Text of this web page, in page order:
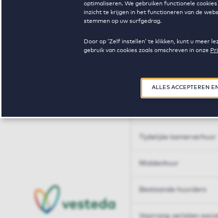
optimaliseren. We gebruiken functionele
inzicht te krijgen in het functioneren van de
stemmen op uw surfgedrag.
Door op ‘Zelf instellen’ te klikken, kunt u meer
gebruik van cookies zoals omschreven in onze
ALLES ACCEPTEREN
Huren op maat
Tijdelijke kamerverhuur
Middenhuur
Bestaande huurders
Voorrang verlaten